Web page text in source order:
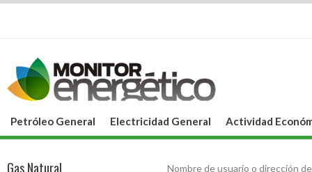
Petróleo General Electricidad General Actividad
Nombre de usuario o dirección
Gas Natural